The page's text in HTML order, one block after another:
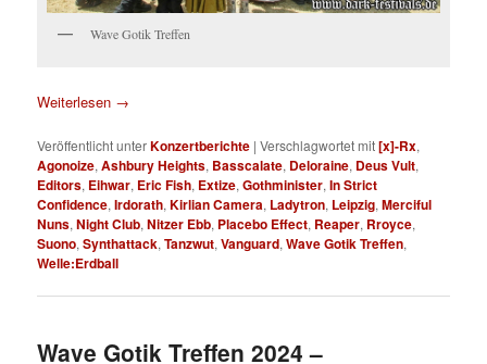
Wave Gotik Treffen
Weiterlesen →
Veröffentlicht unterKonzertberichte |Verschlagwortet mit[x]-Rx,
Agonoize,Ashbury Heights, Basscalate, Deloraine, Deus Vult,
Editors, Eihwar, Eric Fish, Extize,Gothminister,In Strict
Confidence,Irdorath,Kirlian Camera, Ladytron, Leipzig,Merciful
Nuns,Night Club,Nitzer Ebb, Placebo Effect, Reaper, Rroyce,
Suono,Synthattack,Tanzwut,Vanguard,Wave Gotik Treffen,
Welle:Erdball
Wave Gotik Treffen 2024 –